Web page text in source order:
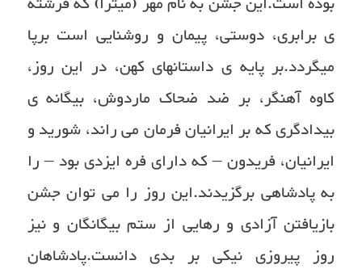
ی برابری، دوستی، پیمان و روشنایی است برپا
میگردد.بر پایه ی داستانهای کهن، در این روز،
کاوه آهنگر، بر ضد ضحاک ماردوش، بیگانه ی
بیدادگری که بر ایرانیان فرمان می راند، شورید و
ایرانیان، فریدون – که دارای فره ایزدی بود – را
به پادشاهی برگزیدند.این روز را می توان جشن
بازیافتن آزادی و رهایی از ستم بیگانگان و نیز
روز پیروزی نیکی بر بدی دانست.پادشاهان